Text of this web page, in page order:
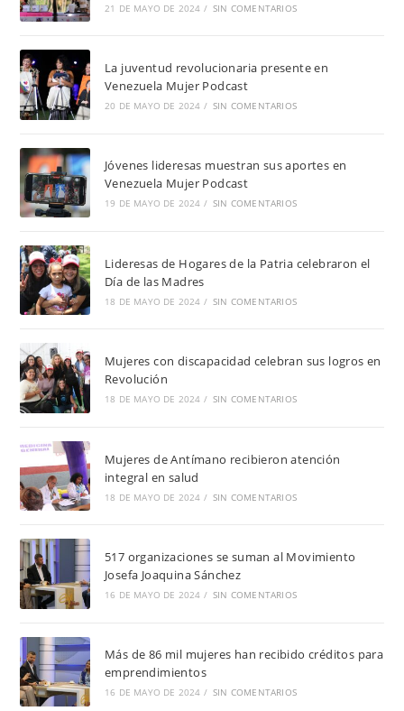
21 DE MAYO DE 2024 / SIN COMENTARIOS
La juventud revolucionaria presente en
Venezuela Mujer Podcast
20 DE MAYO DE 2024 / SIN COMENTARIOS
Jóvenes lideresas muestran sus aportes en
Venezuela Mujer Podcast
19 DE MAYO DE 2024 / SIN COMENTARIOS
Lideresas de Hogares de la Patria celebraron el
Día de las Madres
18 DE MAYO DE 2024 / SIN COMENTARIOS
Mujeres con discapacidad celebran sus logros en
Revolución
18 DE MAYO DE 2024 / SIN COMENTARIOS
Mujeres de Antímano recibieron atención
integral en salud
18 DE MAYO DE 2024 / SIN COMENTARIOS
517 organizaciones se suman al Movimiento
Josefa Joaquina Sánchez
16 DE MAYO DE 2024 / SIN COMENTARIOS
Más de 86 mil mujeres han recibido créditos para
emprendimientos
16 DE MAYO DE 2024 / SIN COMENTARIOS